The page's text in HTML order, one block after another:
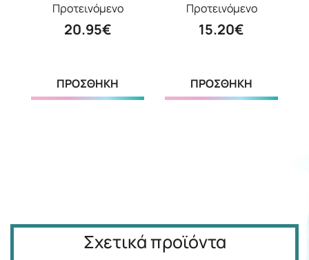
Προτεινόμενο
20.95€
ΠΡΟΣΘΗΚΗ
Προτεινόμενο
15.20€
ΠΡΟΣΘΗΚΗ
Σχετικά προϊόντα